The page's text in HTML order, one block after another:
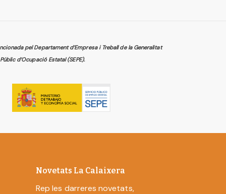
pel Departament d’Empresa i Treball de la Generalitat
d’Ocupació Estatal (SEPE).
Novetats La Calaixera
Rep les darreres novetats,